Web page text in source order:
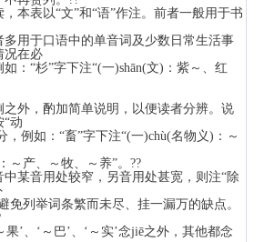
本表以“文”和“语”作注。前者一般用于书
用于口语中的单音词及少数日常生活事
况在必
：“杉”字下注“(一)shān(文)：紫～、红
之外，酌加简单说明，以便读者分辨。说
“动
，例如：“畜”字下注“(一)chù(名物义)：～
～产、～牧、～养”。??
某音用处较窄，另音用处甚宽，则注“除
免列举词条繁而未尽、挂一漏万的缺点。
果’、‘～巴’、‘～实’念jiē之外，其他都念